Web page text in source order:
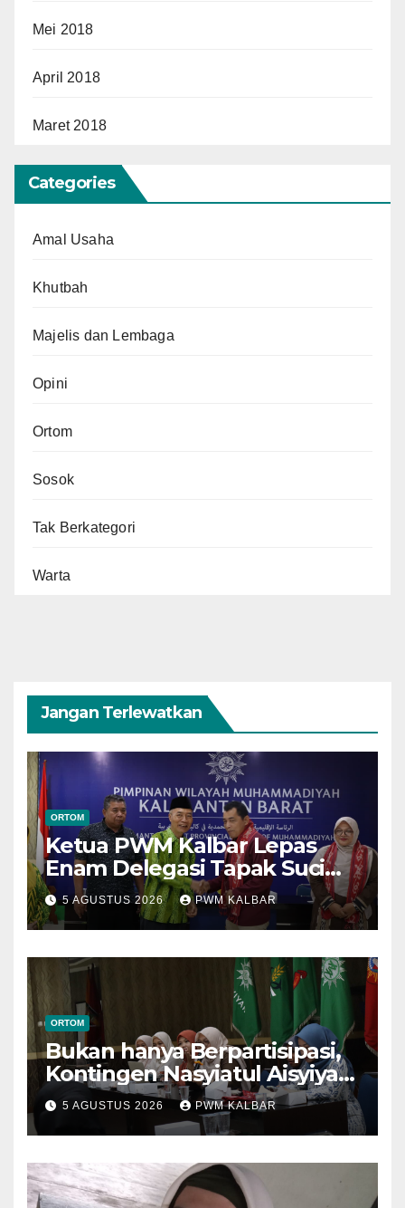
Mei 2018
April 2018
Maret 2018
Categories
Amal Usaha
Khutbah
Majelis dan Lembaga
Opini
Ortom
Sosok
Tak Berkategori
Warta
Jangan Terlewatkan
ORTOM
Ketua PWM Kalbar Lepas
Enam Delegasi Tapak Suci
Menuju Muktamar XVI di
Semarang
5 AGUSTUS 2026 PWM KALBAR
ORTOM
Bukan hanya Berpartisipasi,
Kontingen Nasyiatul Aisyiyah
Kalbar Perjuangkan Program
di Muktamar XV
5 AGUSTUS 2026 PWM KALBAR